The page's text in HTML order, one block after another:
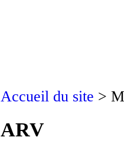
Accueil du site >
ARV